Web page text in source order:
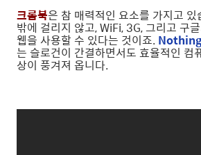
크롬북은 참 매력적인 요소를 가지고
밖에 걸리지 않고, WiFi, 3G, 그리고 구
웹을 사용할 수 있다는 것이죠.
는 슬로건이 간결하면서도 효율적인 컴
상이 풍겨져 옵니다.